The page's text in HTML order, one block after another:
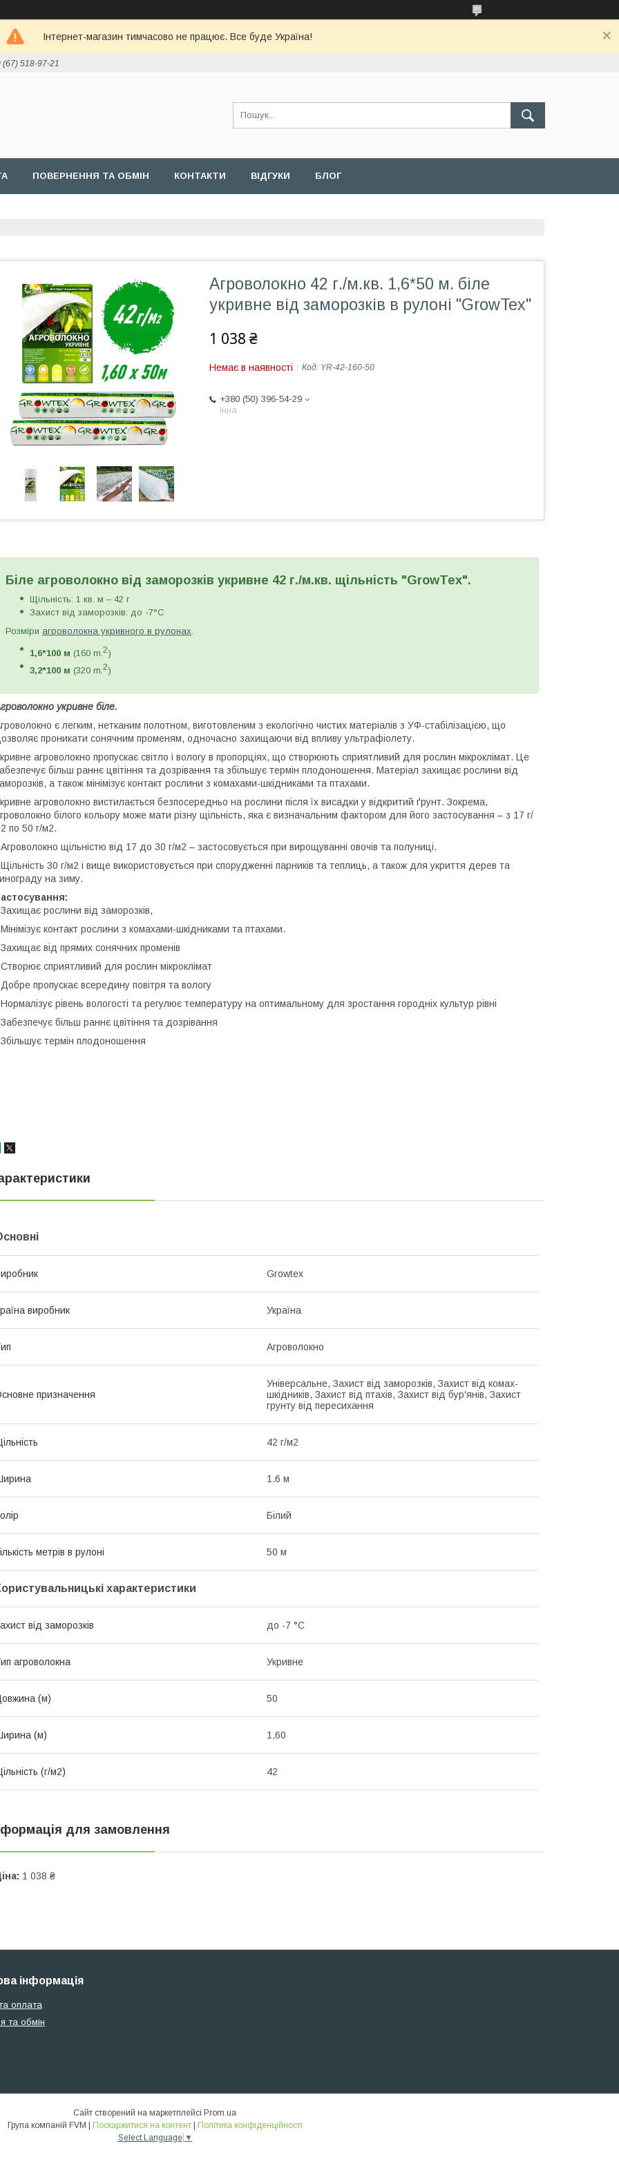
Інтернет-магазин тимчасово не працює. Все буде Україна!
(67) 518-97-21
ПОВЕРНЕННЯ ТА ОБМІН КОНТАКТИ ВІДГУКИ БЛОГ
Агроволокно 42 г./м.кв. 1,6*50 м. біле
укривне від заморозків в рулоні "GrowTex"
1 038 ₴
Немає в наявності Код: YR-42-160-50
+380 (50) 396-54-29
Інна
Біле агроволокно від заморозків укривне 42 г./м.кв. щільність "GrowTex".
Щільність: 1 кв. м – 42 г
Захист від заморозків: до -7°С
Розміри агроволокна укривного в рулонах.
1,6*100 м (160 m.2)
3,2*100 м (320 m. 2)
укривне біле.
є легким, нетканим полотном, виготовленим з екологічно чистих матеріалів з УФ-стабілізацією, що
проникати сонячним променям, одночасно захищаючи від впливу ультрафіолету.
агроволокно пропускає світло і вологу в пропорціях, що створюють сприятливий для рослин мікроклімат. Це
більш раннє цвітіння та дозрівання та збільшує термін плодоношення. Матеріал захищає рослини від
а також мінімізує контакт рослини з комахами-шкідниками та птахами.
агроволокно вистилається безпосередньо на рослини після їх висадки у відкритий ґрунт. Зокрема,
білого кольору може мати різну щільність, яка є визначальним фактором для його застосування – з 17 г/
по 50 г/м2.
щільністю від 17 до 30 г/м2 – застосовується при вирощуванні овочів та полуниці.
30 г/м2 і вище використовується при спорудженні парників та теплиць, а також для укриття дерев та
на зиму.
рослини від заморозків,
контакт рослини з комахами-шкідниками та птахами.
від прямих сонячних променів
сприятливий для рослин мікроклімат
пропускає всередину повітря та вологу
рівень вологості та регулює температуру на оптимальному для зростання городніх культур рівні
більш раннє цвітіння та дозрівання
термін плодоношення
Growtex
виробник Україна
Агроволокно
призначення
Універсальне, Захист від заморозків, Захист від комах-
шкідників, Захист від птахів, Захист від бур'янів, Захист
грунту від пересихання
42 г/м2
1.6 м
Білий
метрів в рулоні 50 м
характеристики
від заморозків до -7 °C
агроволокна Укривне
(м) 50
(м) 1,60
(г/м2) 42
для замовлення
1 038 ₴
інформація
оплата
та обмін
Сайт створений на маркетплейсі Prom.ua
Група компаній FVM | Поскаржитися на контент | Політика конфіденційності
Select Language ▼